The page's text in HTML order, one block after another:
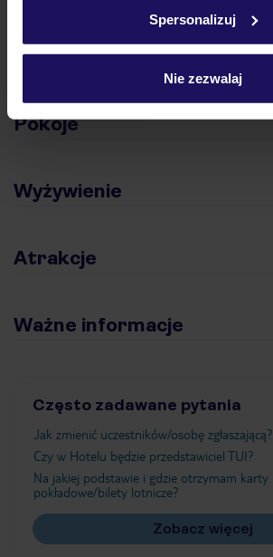
Spersonalizuj
Nie zezwalaj
Hotel
Pokoje
Wyżywienie
Atrakcje
Ważne informacje
Często zadawane pytania
Jak zmienić uczestników/osobę zgłaszającą?
Czy w Hotelu będzie przedstawiciel TUI?
Na jakiej podstawie i gdzie otrzymam karty
pokładowe/bilety lotnicze?
Zobacz więcej